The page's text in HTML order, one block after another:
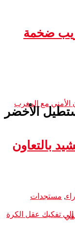
ضخمة
بالتعاون
الأخضر
, مستجدات